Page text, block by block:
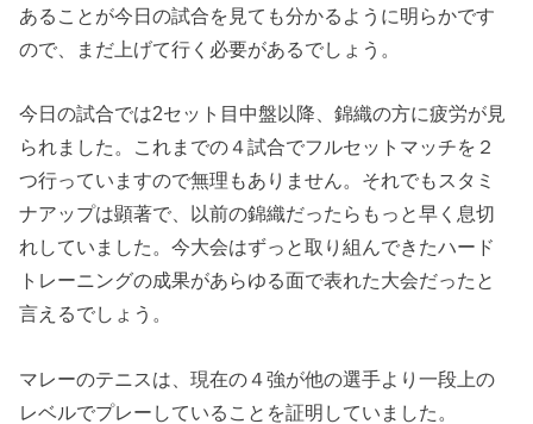
あることが今日の試合を見ても分かるように明らかです
ので、まだ上げて行く必要があるでしょう。
今日の試合では2セット目中盤以降、錦織の方に疲労が見
られました。これまでの４試合でフルセットマッチを２
つ行っていますので無理もありません。それでもスタミ
ナアップは顕著で、以前の錦織だったらもっと早く息切
れしていました。今大会はずっと取り組んできたハード
トレーニングの成果があらゆる面で表れた大会だったと
言えるでしょう。
マレーのテニスは、現在の４強が他の選手より一段上の
レベルでプレーしていることを証明していました。